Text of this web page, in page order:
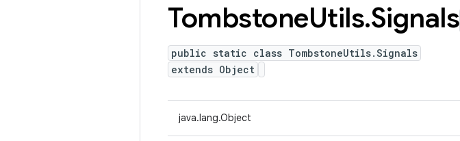
TombstoneUtils.Signals
public static class TombstoneUtils.Signals
extends Object
java.lang.Object